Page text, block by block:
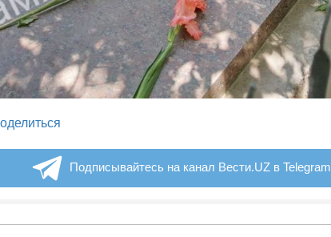
Подписывайтесь на канал Вести.UZ в Telegram